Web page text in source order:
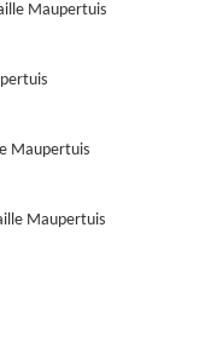
Maupertuis
Maupertuis
Maupertuis